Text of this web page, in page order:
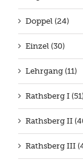
Doppel (24)
Einzel (30)
Lehrgang (11)
Rathsberg I
Rathsberg II
Rathsberg III